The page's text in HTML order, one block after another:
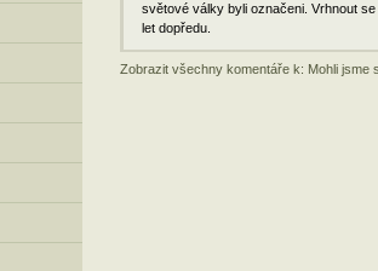
světové války byli označeni. Vrhnout
let dopředu.
Zobrazit všechny komentáře k: Mohli jsme